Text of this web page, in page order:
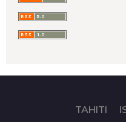
TAHITI